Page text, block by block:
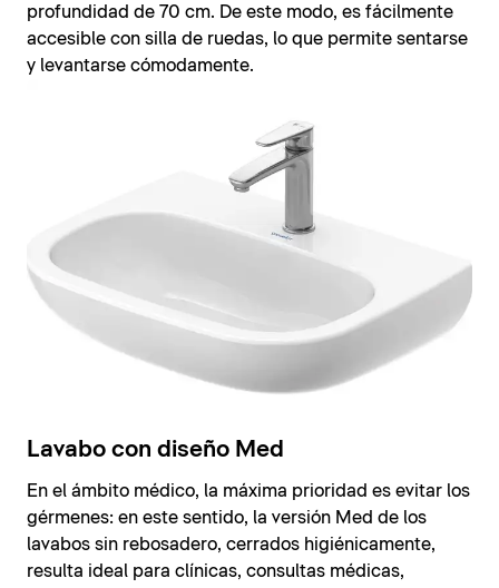
profundidad de 70 cm. De este modo, es fácilmente
accesible con silla de ruedas, lo que permite sentarse
y levantarse cómodamente.
Lavabo con diseño Med
En el ámbito médico, la máxima prioridad es evitar los
gérmenes: en este sentido, la versión Med de los
lavabos sin rebosadero, cerrados higiénicamente,
resulta ideal para clínicas, consultas médicas,